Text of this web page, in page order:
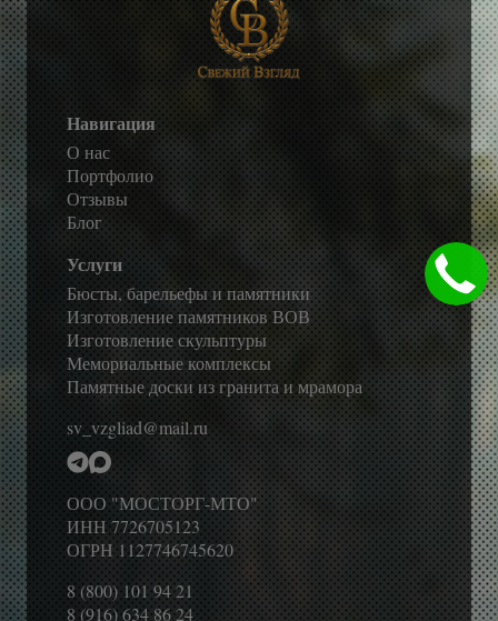
Навигация
О нас
Портфолио
Отзывы
Блог
Услуги
Бюсты, барельефы и памятники
Изготовление памятников ВОВ
Изготовление скульптуры
Мемориальные комплексы
Памятные доски из гранита и мрамора
sv_vzgliad@mail.ru
ООО "МОСТОРГ-МТО"
ИНН 7726705123
ОГРН 1127746745620
8 (800) 101 94 21
8 (916) 634 86 24